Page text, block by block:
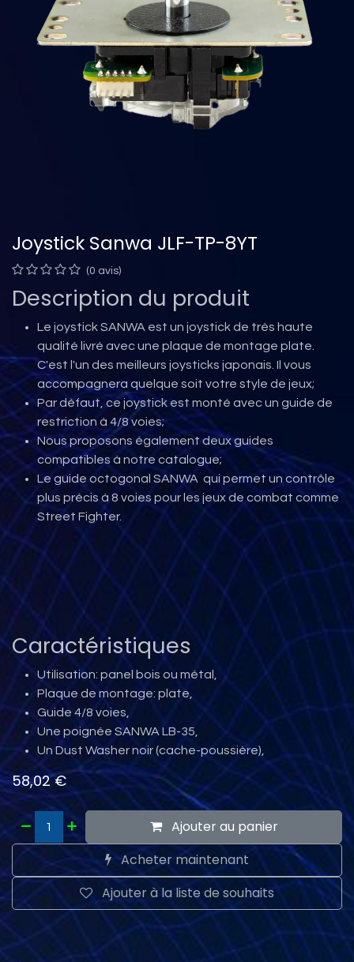
Joystick Sanwa JLF-TP-8YT
(0 avis)
Description du produit
Le joystick SANWA est un joystick de très haute
qualité livré avec une plaque de montage plate.
C'est l'un des meilleurs joysticks japonais. Il vous
accompagnera quelque soit votre style de jeux;
Par défaut, ce joystick est monté avec un guide de
restriction à 4/8 voies;
Nous proposons également deux guides
compatibles à notre catalogue;
Le guide octogonal SANWA qui permet un contrôle
plus précis à 8 voies pour les jeux de combat comme
Street Fighter.
Caractéristiques
Utilisation: panel bois ou métal,
Plaque de montage: plate,
Guide 4/8 voies,
Une poignée SANWA LB-35,
Un Dust Washer noir (cache-poussière),
58,02€
Ajouter au panier
Acheter maintenant
Ajouter à la liste de souhaits